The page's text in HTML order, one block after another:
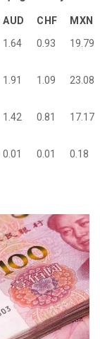
AUD CHF
MXN
1.64 0.93 19.79
1.91 1.09 23.08
1.42 0.81 17.17
0.01 0.01 0.18